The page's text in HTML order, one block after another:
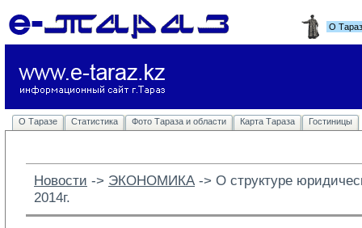
О
О Таразе Статистика Фото Тараза и области Карта Тараза Гостиницы
Новости -> ЭКОНОМИКА -> О структуре
2014г.